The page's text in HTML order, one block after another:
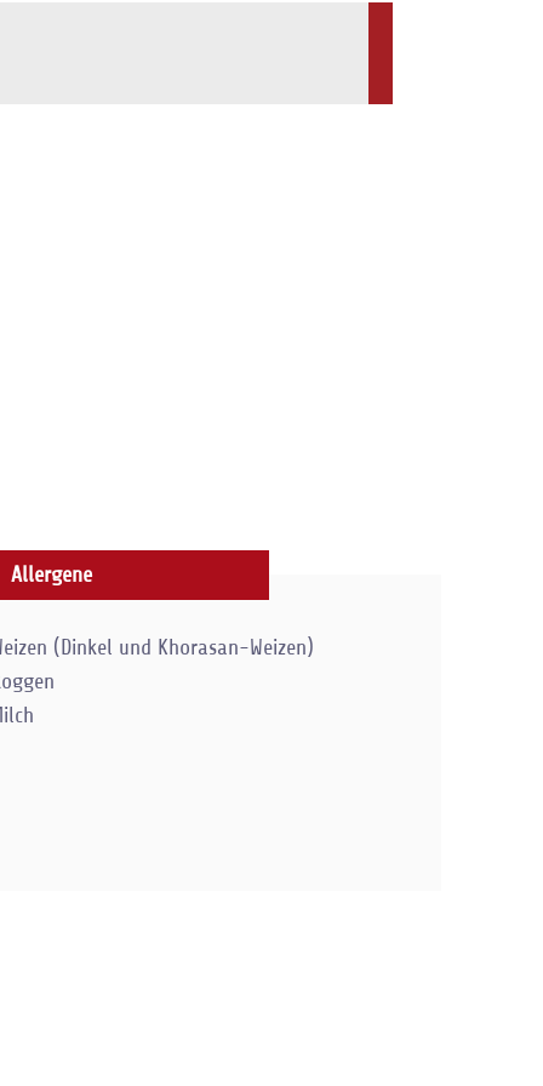
Allergene
(Dinkel und Khorasan-Weizen)